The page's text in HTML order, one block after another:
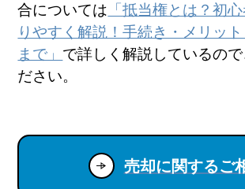
合については 「抵当権とは？初
りやすく解説！手続き・メリッ
まで」 で詳しく解説しているので
ださい。
売却に関するご